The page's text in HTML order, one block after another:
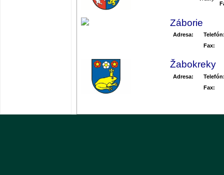
Záborie
Adresa:
Fax:
Žabokreky
Adresa:
Fax: